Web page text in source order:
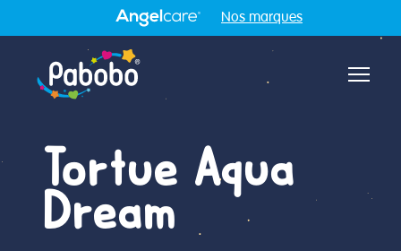
Nos marques
Tortue Aqua
Dream